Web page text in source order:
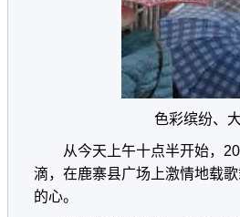
色彩缤纷、
从今天上午十点半开始，
滴，在鹿寨县广场上激情地载
的心。